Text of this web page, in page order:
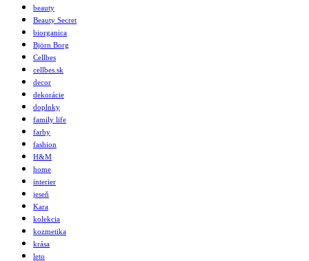
beauty
Beauty Secret
biorganica
Björn Borg
Cellbes
cellbes.sk
decor
dekorácie
doplnky
family life
farby
fashion
H&M
home
interier
jeseň
Kara
kolekcia
kozmetika
krása
leto